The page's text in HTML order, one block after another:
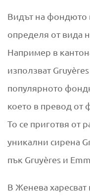
Видът на фондюто
определя от вида
Например в
използват
популярното
което в превод от
То се приготвя от
уникални сирена
пък Gruyères и
В Женева харесват